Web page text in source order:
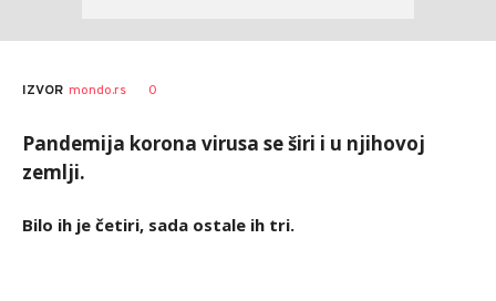
AUTOR Marković
IZVOR mondo.rs 0
Pandemija korona virusa se širi i u njihovoj
zemlji.
Bilo ih je četiri, sada ostale ih tri.